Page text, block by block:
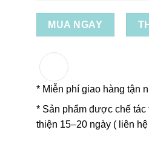
MUA NGAY
* Miễn phí giao hàng tận
* Sản phẩm được chế
thiện 15–20 ngày ( liên